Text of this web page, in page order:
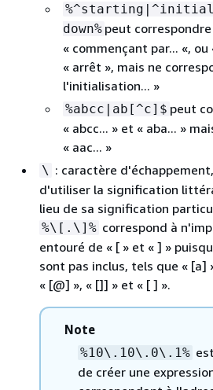
down% peut
« commençant par... «,
« arrêt », mais ne
l'initialisation... »
%abcc|ab[^c]$ peut
« abcc... » et « aba... »
« aac... »
\ : caractère
d'utiliser la signification
lieu de sa signification
%\[.\]% correspond à
entouré de « [ » et « ] »
sont pas inclus, tels que « [a]
« [@] », « []] » et « [ ] ».
Note
%10\.10\.0\.1%
de créer une